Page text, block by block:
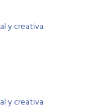
y creativa
y creativa